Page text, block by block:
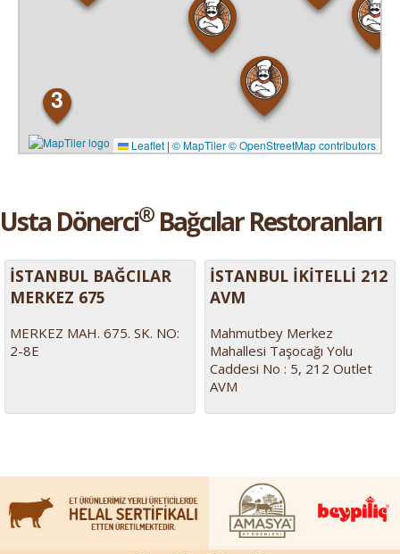
3
Leaflet | © MapTiler© OpenStreetMap contributors
Usta Dönerci®Bağcılar Restoranları
İSTANBUL BAĞCILAR
MERKEZ 675
MERKEZ MAH. 675. SK. NO:
2-8E
İSTANBUL İKİTELLİ 212
AVM
Mahmutbey Merkez
Mahallesi Taşocağı Yolu
Caddesi No : 5, 212 Outlet
AVM